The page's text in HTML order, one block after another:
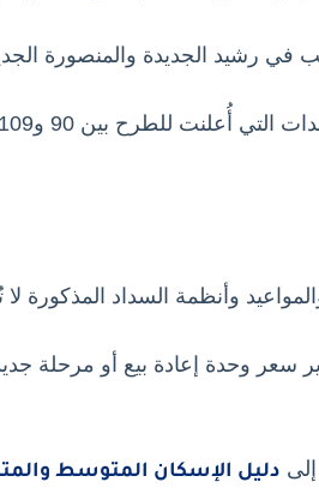
في رشيد الجديدة والمنصورة
وأنظمة السداد المذكورة
سعر وحدة إعادة بيع أو مرحلة
دليل الإسكان المتوسط